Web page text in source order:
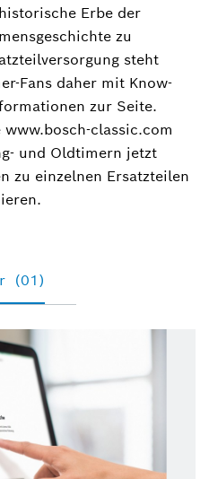
Erbe der
zu
steht
Fans daher mit Know-
zur Seite.
classic.com
und Oldtimern jetzt
zu einzelnen Ersatzteilen
(01)